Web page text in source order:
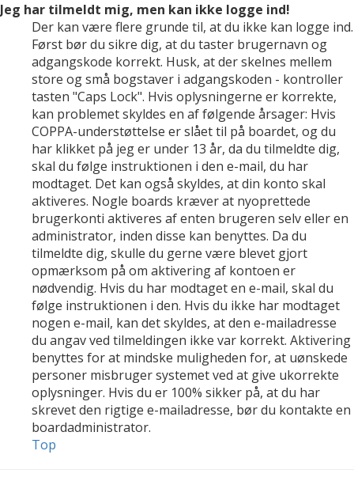
Jeg har tilmeldt mig, men kan ikke logge ind!
Der kan være flere grunde til, at du ikke kan logge ind.
Først bør du sikre dig, at du taster brugernavn og
adgangskode korrekt. Husk, at der skelnes mellem
store og små bogstaver i adgangskoden - kontroller
tasten "Caps Lock". Hvis oplysningerne er korrekte,
kan problemet skyldes en af følgende årsager: Hvis
COPPA-understøttelse er slået til på boardet, og du
har klikket på jeg er under 13 år, da du tilmeldte dig,
skal du følge instruktionen i den e-mail, du har
modtaget. Det kan også skyldes, at din konto skal
aktiveres. Nogle boards kræver at nyoprettede
brugerkonti aktiveres af enten brugeren selv eller en
administrator, inden disse kan benyttes. Da du
tilmeldte dig, skulle du gerne være blevet gjort
opmærksom på om aktivering af kontoen er
nødvendig. Hvis du har modtaget en e-mail, skal du
følge instruktionen i den. Hvis du ikke har modtaget
nogen e-mail, kan det skyldes, at den e-mailadresse
du angav ved tilmeldingen ikke var korrekt. Aktivering
benyttes for at mindske muligheden for, at uønskede
personer misbruger systemet ved at give ukorrekte
oplysninger. Hvis du er 100% sikker på, at du har
skrevet den rigtige e-mailadresse, bør du kontakte en
boardadministrator.
Top